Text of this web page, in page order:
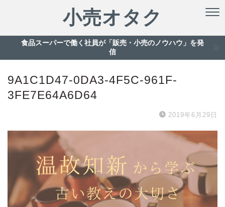
小売オタク
食品スーパーで働く社員が「販売・小売のノウハウ」を発
信
9A1C1D47-0DA3-4F5C-961F-
3FE7E64A6D64
2019年6月29日